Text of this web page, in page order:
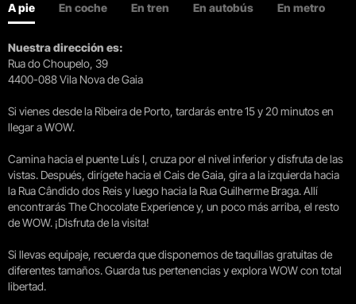
A pie En coche En tren En autobús En metro
Nuestra dirección es:
Rua do Choupelo, 39
4400-088 Vila Nova de Gaia
Si vienes desde la Ribeira de Porto, tardarás entre 15 y 20 minutos en
llegar a WOW.
Camina hacia el puente Luís I, cruza por el nivel inferior y disfruta de las
vistas. Después, dirígete hacia el Cais de Gaia, gira a la izquierda hacia
la Rua Cândido dos Reis y luego hacia la Rua Guilherme Braga. Allí
encontrarás The Chocolate Experience y, un poco más arriba, el resto
de WOW. ¡Disfruta de la visita!
Si llevas equipaje, recuerda que disponemos de taquillas gratuitas de
diferentes tamaños. Guarda tus pertenencias y explora WOW con total
libertad.